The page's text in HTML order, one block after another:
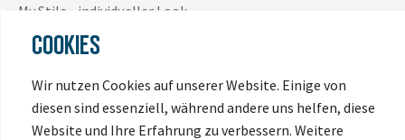
My Stile - individueller Look
CASCOfit
CascoLoc
splittersicheres Helmschild
COOKIES
Wir nutzen Cookies auf unserer Website. Einige von
diesen sind essenziell, während andere uns helfen, diese
Website und Ihre Erfahrung zu verbessern. Weitere